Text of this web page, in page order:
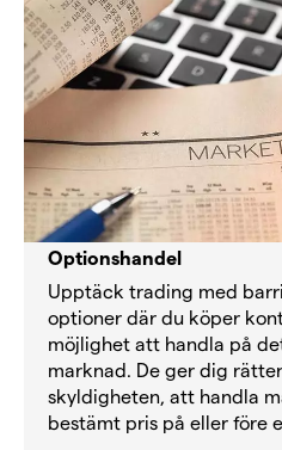
Optionshandel
Upptäck trading med
optioner där du köper
möjlighet att handla på
marknad. De ger dig
skyldigheten, att handla
bestämt pris på eller före